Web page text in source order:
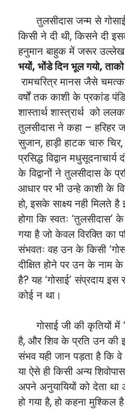
तुलसीदास जन्म से गोसाईं
किसी ने दी थी, किसने दी
हनुमान बाहुक में जरूर उल्लेख
भयों, भोंडे दिन भूल गयो,
रामचरित्र मानस जैसे
वर्षों तक काशी के प्रकांड
शास्तार्थ शास्त्रार्थ को
तुलसीदास ने कहा – हरिहर
सुजान, हाड़ी हाटक चारु
प्रसिद्ध विद्वान
के विद्वानों ने तुलसीदास के
आधार पर भी उन्हे काशी के
हो, इसके साक्ष्य नही मिलते
होगा कि स्वतः ‘तुलसीदास’
गया है जो केवल विरक्ति का
संभवतः वह उन के किसी
दीक्षित होने पर उन के नाम
है? यह ‘गोसाई’ संप्रदाय
कोई न था।
गोसाई जी की कृतियों में
है, और शिव के प्रति उन की
संभव यही जान पड़ता है कि वे
या ऐसे ही किसी अन्य
अपने अनुयायियों को देता
हो गया है, हो कहना